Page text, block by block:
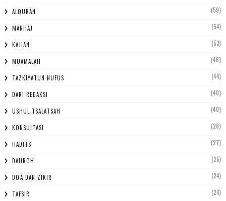
ALQURAN (59)
MANHAJ (54)
KAJIAN (53)
MUAMALAH (46)
TAZKIYATUN NUFUS (44)
DARI REDAKSI (40)
USHUL TSALATSAH (40)
KONSULTASI (28)
HADITS (27)
DAUROH (25)
DO'A DAN ZIKIR (24)
TAFSIR (24)